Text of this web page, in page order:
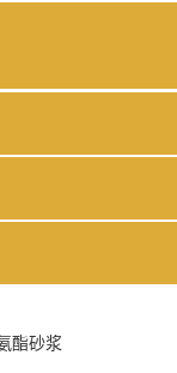
酯砂浆